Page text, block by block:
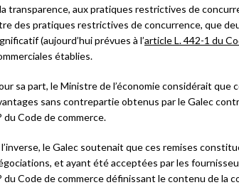
transparence, aux pratiques restrictives de
des pratiques restrictives de concurrence, que
(aujourd’hui prévues à l’article L. 442-1 du
établies.
sa part, le Ministre de l’économie considérait
sans contrepartie obtenus par le Galec
du Code de commerce.
le Galec soutenait que ces remises
et ayant été acceptées par les
du Code de commerce définissant le contenu de